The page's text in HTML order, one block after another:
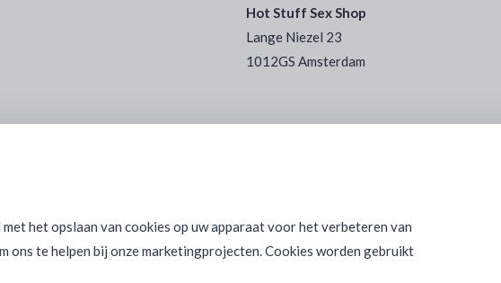
Hot Stuff Sex Shop
Lange Niezel 23
1012GS Amsterdam
het opslaan van cookies op uw apparaat voor het verbeteren van
ons te helpen bij onze marketingprojecten. Cookies worden gebruikt